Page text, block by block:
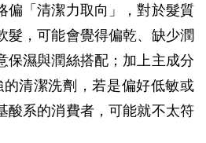
偏「清潔力取向」，對於髮質
髮，可能會覺得偏乾、缺少潤
保濕與潤絲搭配；加上主成分
的清潔洗劑，若是偏好低敏或
酸系的消費者，可能就不太符